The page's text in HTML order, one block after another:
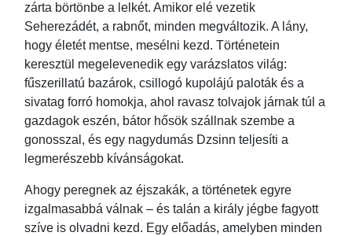
zárta börtönbe a lelkét. Amikor elé vezetik
Seherezádét, a rabnőt, minden megváltozik. A lány,
hogy életét mentse, mesélni kezd. Történetein
keresztül megelevenedik egy varázslatos világ:
fűszerillatú bazárok, csillogó kupolájú paloták és a
sivatag forró homokja, ahol ravasz tolvajok járnak túl a
gazdagok eszén, bátor hősök szállnak szembe a
gonosszal, és egy nagydumás Dzsinn teljesíti a
legmerészebb kívánságokat.
Ahogy peregnek az éjszakák, a történetek egyre
izgalmasabbá válnak – és talán a király jégbe fagyott
szíve is olvadni kezd. Egy előadás, amelyben minden